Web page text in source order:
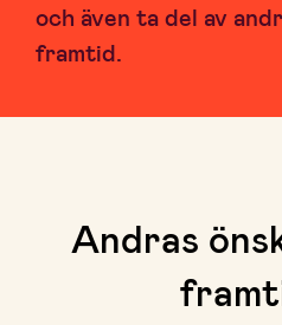
och även ta del av
framtid.
Andras